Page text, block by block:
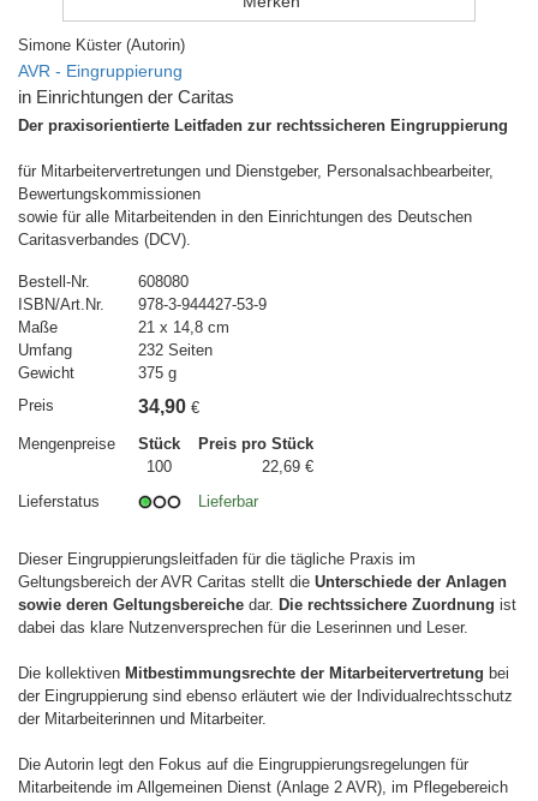
Simone Küster (Autorin)
AVR - Eingruppierung
in Einrichtungen der Caritas
Der praxisorientierte Leitfaden zur rechtssicheren Eingruppierung
für Mitarbeitervertretungen und Dienstgeber, Personalsachbearbeiter,
Bewertungskommissionen
sowie für alle Mitarbeitenden in den Einrichtungen des Deutschen
Caritasverbandes (DCV).
Bestell-Nr.
608080
ISBN/Art.Nr.
978-3-944427-53-9
Maße
21 x 14,8 cm
Umfang
232 Seiten
Gewicht
375 g
Preis
34,90 €
Mengenpreise
Stück
Preis pro Stück
100
22,69 €
Lieferstatus
Lieferbar
Dieser Eingruppierungsleitfaden für die tägliche Praxis im
Geltungsbereich der AVR Caritas stellt die Unterschiede der Anlagen
sowie deren Geltungsbereiche dar. Die rechtssichere Zuordnung ist
dabei das klare Nutzenversprechen für die Leserinnen und Leser.
Die kollektiven Mitbestimmungsrechte der Mitarbeitervertretung bei
der Eingruppierung sind ebenso erläutert wie der Individualrechtsschutz
der Mitarbeiterinnen und Mitarbeiter.
Die Autorin legt den Fokus auf die Eingruppierungsregelungen für
Mitarbeitende im Allgemeinen Dienst (Anlage 2 AVR), im Pflegebereich